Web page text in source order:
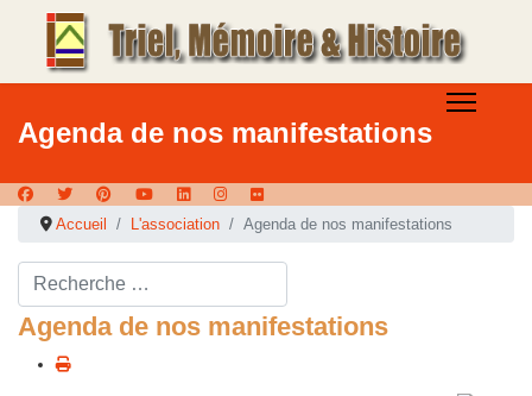
Agenda de nos manifestations
Accueil L'association Agenda de nos manifestations
Rechercher ...
Agenda de nos manifestations